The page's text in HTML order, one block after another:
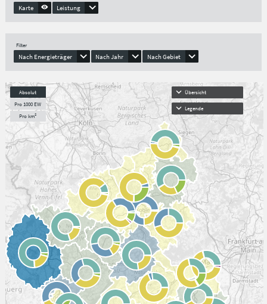
Karte Leistung
Filter
Nach Energieträger Nach Jahr Nach Gebiet
Absolut
Pro 1000 EW
Pro km²
Übersicht
Legende